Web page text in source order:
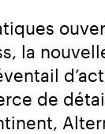
la
de